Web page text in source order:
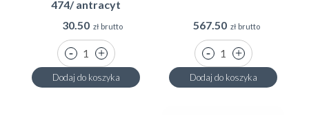
474/ antracyt
30.50 zł brutto
Dodaj do koszyka
567.50 zł brutto
Dodaj do koszyka